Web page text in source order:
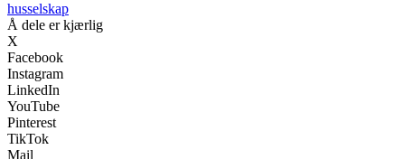
husselskap
Å dele er kjærlig
X
Facebook
Instagram
LinkedIn
YouTube
Pinterest
TikTok
Mail